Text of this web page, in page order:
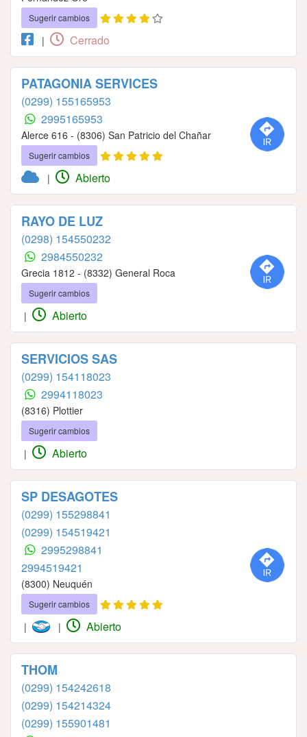
Sugerir cambios
| Cerrado
PATAGONIA SERVICES
(0299) 155165953
2995165953
Alerce 616 - (8306) San Patricio del Chañar
Sugerir cambios
| Abierto
RAYO DE LUZ
(0298) 154550232
2984550232
Grecia 1812 - (8332) General Roca
Sugerir cambios
| Abierto
SERVICIOS SAS
(0299) 154118023
2994118023
(8316) Plottier
Sugerir cambios
| Abierto
SP DESAGOTES
(0299) 155298841
(0299) 154519421
2995298841
2994519421
(8300) Neuquén
Sugerir cambios
| | Abierto
THOM
(0299) 154242618
(0299) 154214324
(0299) 155901481